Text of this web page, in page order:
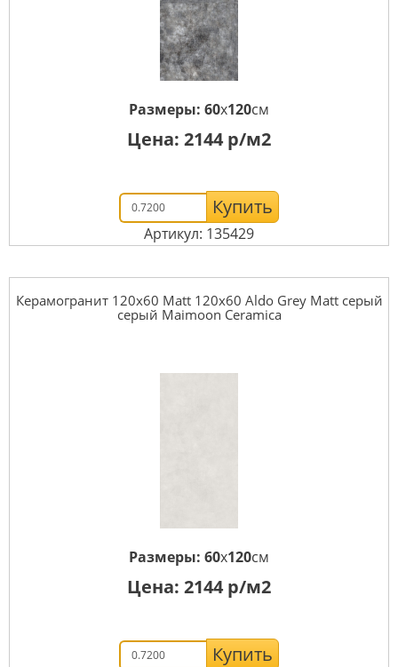
Размеры: 60x120см
Цена: 2144 р/м2
Купить
Артикул: 135429
Керамогранит 120x60 Matt 120x60 Aldo Grey Matt серый
серый Maimoon Ceramica
Размеры: 60x120см
Цена: 2144 р/м2
Купить